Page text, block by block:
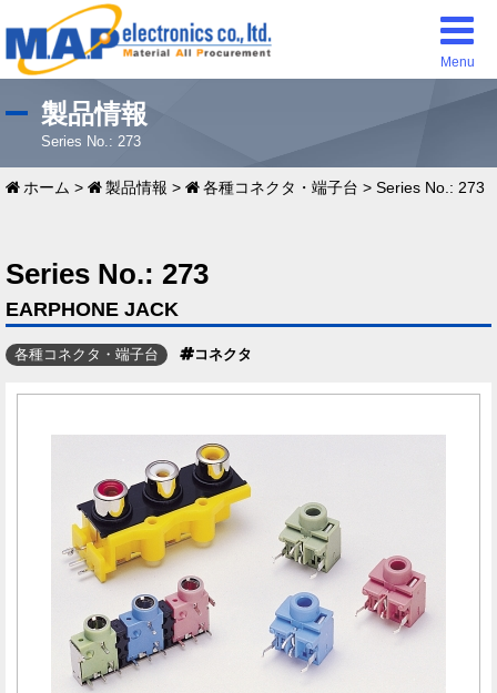
Menu
製品情報
Series No.: 273
ホーム > 製品情報 > 各種コネクタ・端子台 > Series No.: 273
Series No.: 273
EARPHONE JACK
各種コネクタ・端子台 コネクタ